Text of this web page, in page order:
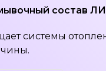
состав
системы